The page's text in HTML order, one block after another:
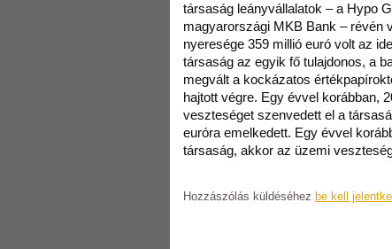
társaság leányvállalatok – a Hypo
magyarországi MKB Bank – révén
nyeresége 359 millió euró volt az
társaság az egyik fő tulajdonos, a
megvált a kockázatos
hajtott végre. Egy évvel korábban,
veszteséget szenvedett el a
euróra emelkedett. Egy évvel
társaság, akkor az üzemi
Hozzászólás küldéséhez be kell